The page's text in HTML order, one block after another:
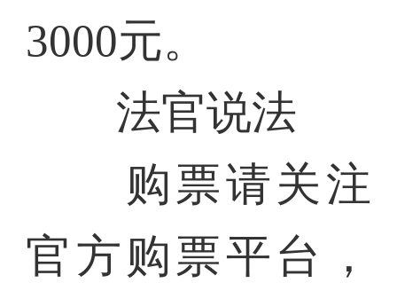
3000元。
法官说法
购票请关注
官方购票平台，